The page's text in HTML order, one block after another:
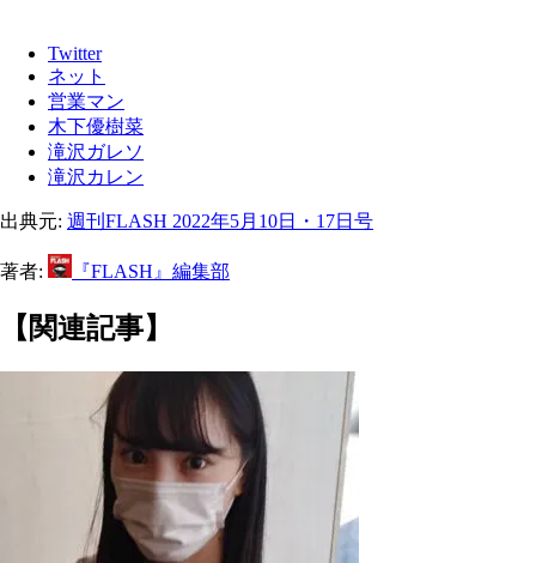
Twitter
ネット
営業マン
木下優樹菜
滝沢ガレソ
滝沢カレン
出典元: 週刊FLASH 2022年5月10日・17日号
著者: 『FLASH』編集部
【関連記事】